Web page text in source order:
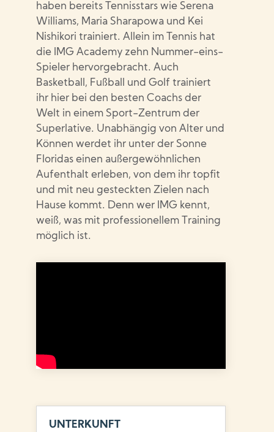
haben bereits Tennisstars wie Serena
Williams, Maria Sharapowa und Kei
Nishikori trainiert. Allein im Tennis hat
die IMG Academy zehn Nummer-eins-
Spieler hervorgebracht. Auch
Basketball, Fußball und Golf trainiert
ihr hier bei den besten Coachs der
Welt in einem Sport-Zentrum der
Superlative. Unabhängig von Alter und
Können werdet ihr unter der Sonne
Floridas einen außergewöhnlichen
Aufenthalt erleben, von dem ihr topfit
und mit neu gesteckten Zielen nach
Hause kommt. Denn wer IMG kennt,
weiß, was mit professionellem Training
möglich ist.
UNTERKUNFT